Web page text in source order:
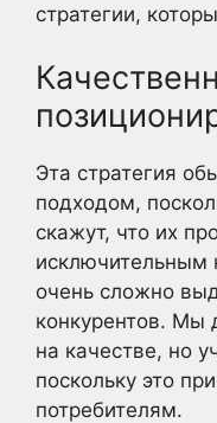
стратегии,
Эта стратегия
подходом,
скажут, что их
исключительным
очень сложно
конкурентов. Мы
на качестве, но
поскольку это
потребителям.